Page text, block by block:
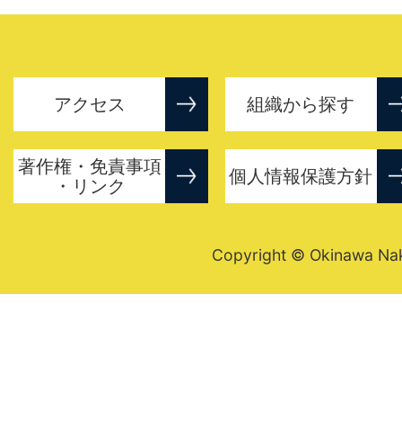
アクセス 組織から探す
著作権・免責事項
・リンク
個人情報保護方針
Copyright © Okinawa